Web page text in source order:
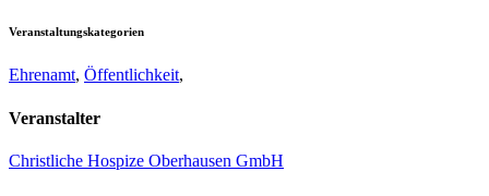
Veranstaltungskategorien
Ehrenamt, Öffentlichkeit,
Veranstalter
Christliche Hospize Oberhausen GmbH